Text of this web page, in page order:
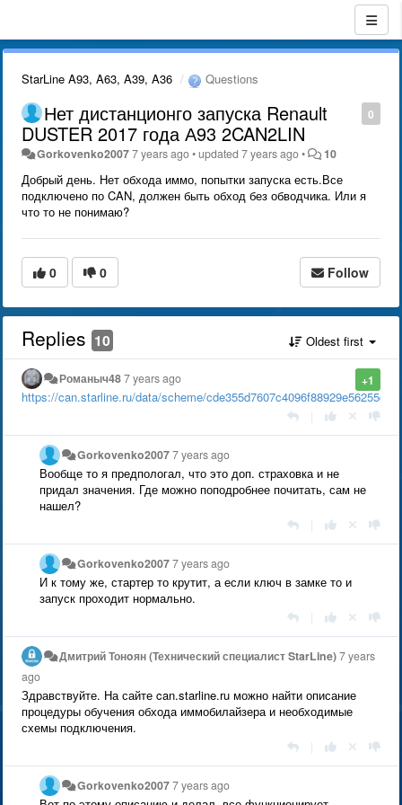
StarLine A93, A63, A39, A36 Questions
0
Нет дистанционго запуска Renault
DUSTER 2017 года А93 2CAN2LIN
Gorkovenko20077 years ago•updated7 years ago• 10
Добрый день. Нет обхода иммо, попытки запуска есть.Все
подключено по CAN, должен быть обход без обводчика. Или я
что то не понимаю?
0 0 Follow
Replies 10 Oldest first
+1
Романыч487 years ago
https://can.starline.ru/data/scheme/
Gorkovenko20077 years ago
Вообще то я предпологал, что это доп. страховка и не
придал значения. Где можно поподробнее почитать, сам не
нашел?
Gorkovenko20077 years ago
И к тому же, стартер то крутит, а если ключ в замке то и
запуск проходит нормально.
Дмитрий Тонoян (Технический специалист StarLine)7 years
ago
Здравствуйте. На сайте can.starline.ru можно найти описание
процедуры обучения обхода иммобилайзера и необходимые
схемы подключения.
Gorkovenko20077 years ago